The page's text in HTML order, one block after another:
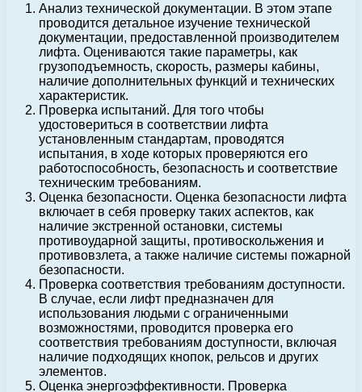
Анализ технической документации. В этом этапе
проводится детальное изучение технической
документации, предоставленной производителем
лифта. Оцениваются такие параметры, как
грузоподъемность, скорость, размеры кабины,
наличие дополнительных функций и технических
характеристик.
Проверка испытаний. Для того чтобы
удостовериться в соответствии лифта
установленным стандартам, проводятся
испытания, в ходе которых проверяются его
работоспособность, безопасность и соответствие
техническим требованиям.
Оценка безопасности. Оценка безопасности лифта
включает в себя проверку таких аспектов, как
наличие экстренной остановки, системы
противоударной защиты, противоскольжения и
противовзлета, а также наличие системы пожарной
безопасности.
Проверка соответствия требованиям доступности.
В случае, если лифт предназначен для
использования людьми с ограниченными
возможностями, проводится проверка его
соответствия требованиям доступности, включая
наличие подходящих кнопок, рельсов и других
элементов.
Оценка энергоэффективности. Проверка